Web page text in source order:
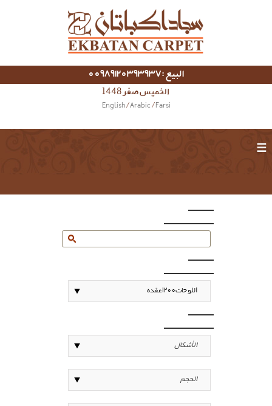
البيع :00989120393937
الخميس صفر 1448
English/ Arabic / Farsi
☰